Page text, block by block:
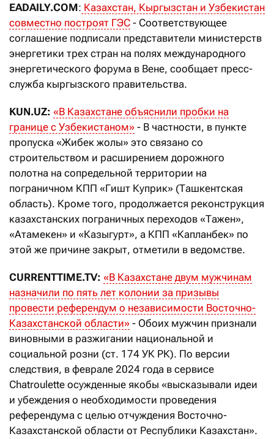
EADAILY.COM: Казахстан, Кыргызстан и Узбекистан
совместно построят ГЭС - Соответствующее
соглашение подписали представители министерств
энергетики трех стран на полях международного
энергетического форума в Вене, сообщает пресс-
служба кыргызского правительства.
KUN.UZ: «В Казахстане объяснили пробки на
границе с Узбекистаном» - В частности, в пункте
пропуска «Жибек жолы» это связано со
строительством и расширением дорожного
полотна на сопредельной территории на
пограничном КПП «Гишт Куприк» (Ташкентская
область). Кроме того, продолжается реконструкция
казахстанских пограничных переходов «Тажен»,
«Атамекен» и «Казыгурт», а КПП «Капланбек» по
этой же причине закрыт, отметили в ведомстве.
CURRENTTIME.TV: «В Казахстане двум мужчинам
назначили по пять лет колонии за призывы
провести референдум о независимости Восточно-
Казахстанской области» - Обоих мужчин признали
виновными в разжигании национальной и
социальной розни (ст. 174 УК РК). По версии
следствия, в феврале 2024 года в сервисе
Chatroulette осужденные якобы «высказывали идеи
и убеждения о необходимости проведения
референдума с целью отчуждения Восточно-
Казахстанской области от Республики Казахстан».